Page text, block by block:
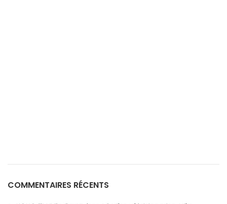
COMMENTAIRES RÉCENTS